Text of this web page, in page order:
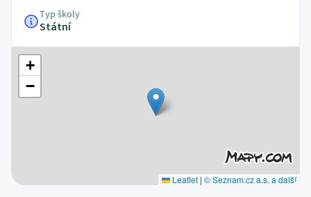
Typ školy
Státní
+
−
Leaflet | © Seznam.cz a.s. a další